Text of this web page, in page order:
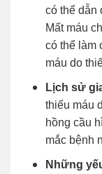
có thể dẫn
Mất máu
có thể làm
máu do
Lịch sử
thiếu máu
hồng cầu
mắc bệnh
Những